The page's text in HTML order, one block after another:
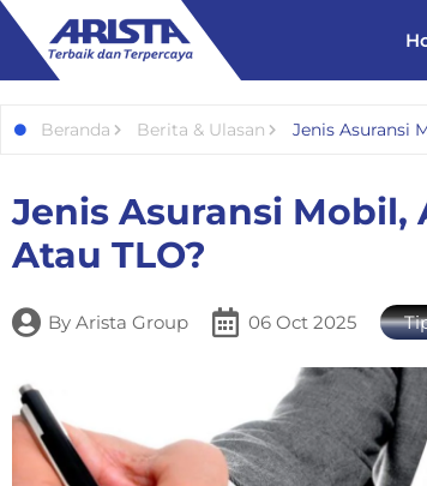
Beranda Berita & Ulasan Jenis Asuransi
Jenis Asuransi
Atau TLO?
By Arista Group 06 Oct 2025